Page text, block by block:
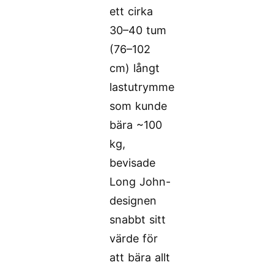
ett cirka
30–40 tum
(76–102
cm) långt
lastutrymme
som kunde
bära ~100
kg,
bevisade
Long John-
designen
snabbt sitt
värde för
att bära allt